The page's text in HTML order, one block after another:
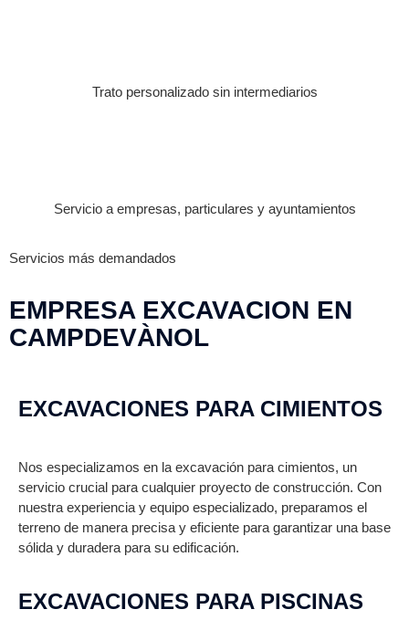
Trato personalizado sin intermediarios
Servicio a empresas, particulares y ayuntamientos
Servicios más demandados
EMPRESA EXCAVACION EN
CAMPDEVÀNOL
EXCAVACIONES PARA CIMIENTOS
Nos especializamos en la excavación para cimientos, un
servicio crucial para cualquier proyecto de construcción. Con
nuestra experiencia y equipo especializado, preparamos el
terreno de manera precisa y eficiente para garantizar una base
sólida y duradera para su edificación.
EXCAVACIONES PARA PISCINAS